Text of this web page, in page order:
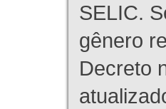
SELIC.
gênero
Decreto